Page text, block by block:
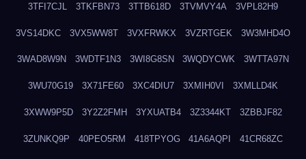
3TFI7CJL 3TKFBN73 3TTB618D 3TVMVY4A 3VPL82H9
3VS14DKC 3VX5WW8T 3VXFRWKX 3VZRTGEK 3W3MHD4O
3WAD8W9N 3WDTF1N3 3WI8G8SN 3WQDYCWK 3WTTA97N
3WU70G19 3X71FE60 3XC4DIU7 3XMIH0VI 3XMLLD4K
3XWW9P5D 3Y2Z2FMH 3YXUATB4 3Z3344KT 3ZBBJF82
3ZUNKQ9P 40PEO5RM 418TPYOG 41A6AQPI 41CR68ZC